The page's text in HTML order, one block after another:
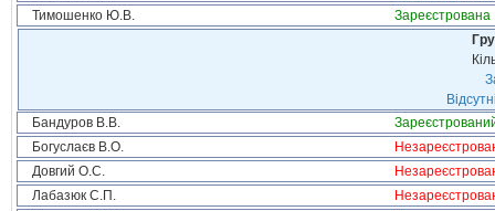
Тимошенко Ю.В.
Зареєстрована
Бандуров В.В.
Богуслаєв В.О.
Довгий О.С.
Лабазюк С.П.